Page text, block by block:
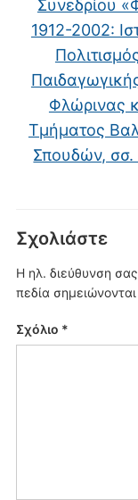
Συνεδρίου
1912-2002:
Φλώρινας
Τμήματος
Σπουδών, σσ.
Σχολιάστε
Η ηλ. διεύθυνση
πεδία
Σχόλιο *